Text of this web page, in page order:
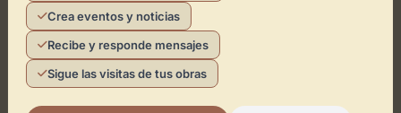
Activar Mapa
Crea eventos y noticias
Recibe y responde mensajes
Sigue las visitas de tus obras